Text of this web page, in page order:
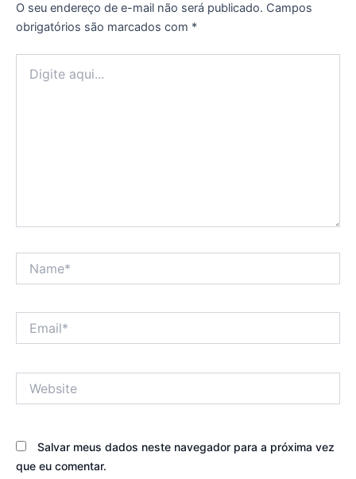
O seu endereço de e-mail não será publicado. Campos
obrigatórios são marcados com *
aqui...
Salvar meus dados neste navegador para a próxima vez
que eu comentar.